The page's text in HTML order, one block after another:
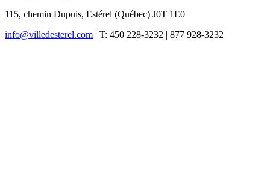
115, chemin Dupuis, Estérel (Québec) J0T 1E0
info@villedesterel.com | T: 450 228-3232 | 877 928-3232